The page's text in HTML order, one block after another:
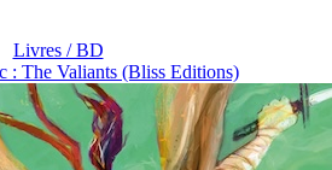
Livres / BD
: The Valiants (Bliss Editions)